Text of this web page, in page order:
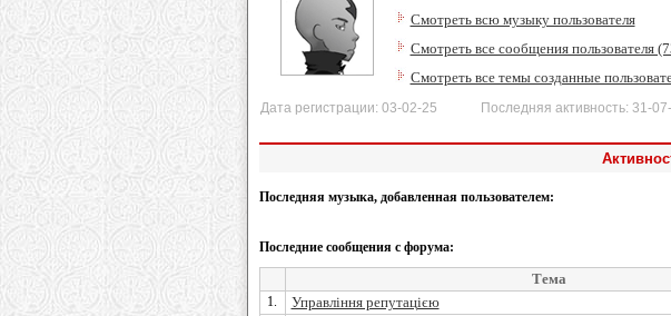
Смотреть всю музыку пользователя
Смотреть все сообщения пользователя
Смотреть все темы созданные
Дата регистрации: 03-02-25 Последняя активность: 31-07-
Последняя музыка, добавленная пользователем:
Последние сообщения с форума:
Тема
1. Управління репутацією